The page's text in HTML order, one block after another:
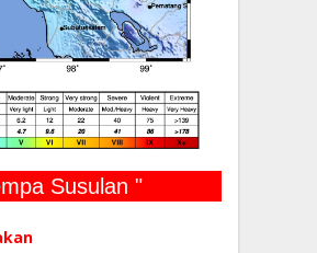
Susulan "